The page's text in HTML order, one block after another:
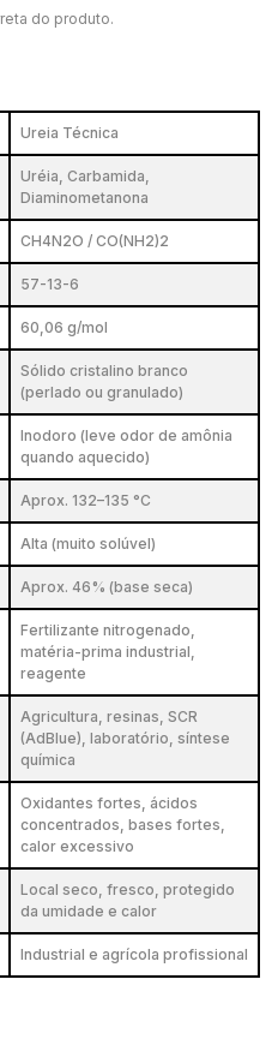
do produto.
Ureia Técnica
Uréia, Carbamida,
Diaminometanona
CH4N2O / CO(NH2)2
57-13-6
60,06 g/mol
Sólido cristalino branco
(perlado ou granulado)
Inodoro (leve odor de amônia
quando aquecido)
Aprox. 132–135 °C
Alta (muito solúvel)
Aprox. 46% (base seca)
Fertilizante nitrogenado,
matéria-prima industrial,
reagente
Agricultura, resinas, SCR
(AdBlue), laboratório, síntese
química
Oxidantes fortes, ácidos
concentrados, bases fortes,
calor excessivo
Local seco, fresco, protegido
da umidade e calor
Industrial e agrícola profissional